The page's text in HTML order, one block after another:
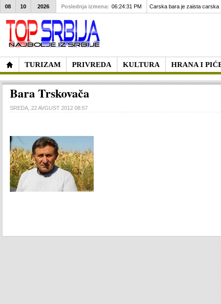
TURIZAM PRIVREDA KULTURA HRANA I
08 10 2026 Poslednja izmena: 06:24:31 PM Carska bara je zaista carska
Bara Trskovača
SREDA, 22 AVGUST 2012 08:57